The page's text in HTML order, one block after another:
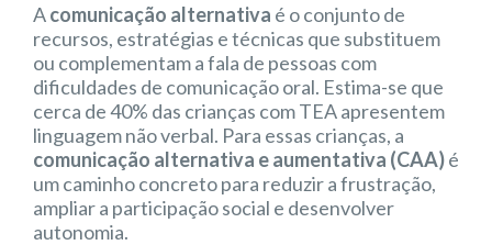
Acomunicação alternativa é o conjunto de
recursos, estratégias e técnicas que substituem
ou complementam a fala de pessoas com
dificuldades de comunicação oral. Estima-se que
cerca de 40% das crianças com TEA apresentem
linguagem não verbal. Para essas crianças, a
comunicação alternativa e aumentativa (CAA)é
um caminho concreto para reduzir a frustração,
ampliar a participação social e desenvolver
autonomia.